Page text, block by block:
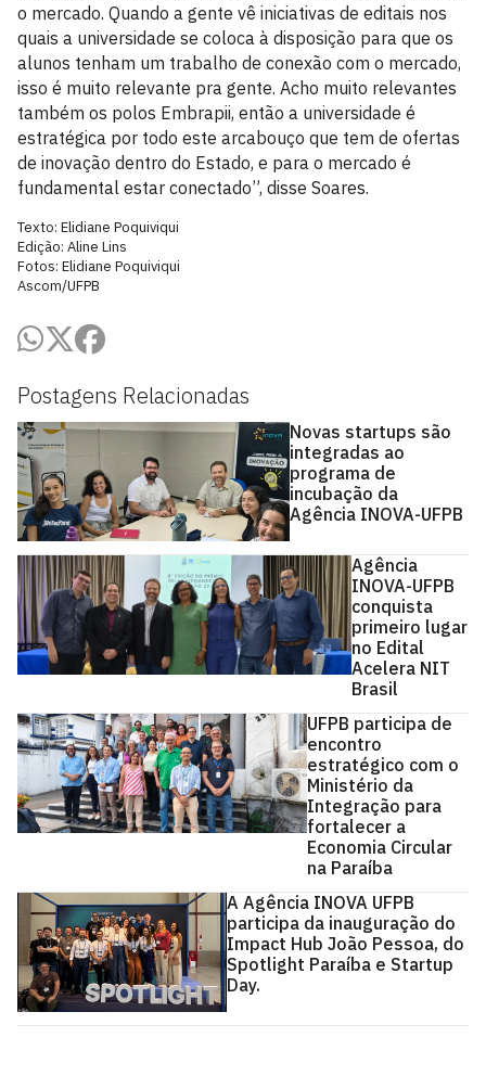
Postagens Relacionadas
Novas startups são
integradas ao
programa de
incubação da
Agência INOVA-UFPB
Agência
INOVA-UFPB
conquista
primeiro lugar
no Edital
Acelera NIT
Brasil
UFPB participa de
encontro
estratégico com o
Ministério da
Integração para
fortalecer a
Economia Circular
na Paraíba
A Agência INOVA UFPB
participa da inauguração do
Impact Hub João Pessoa, do
Spotlight Paraíba e Startup
Day.
o mercado. Quando a gente vê iniciativas de editais nos
quais a universidade se coloca à disposição para que os
alunos tenham um trabalho de conexão com o mercado,
isso é muito relevante pra gente. Acho muito relevantes
também os polos Embrapii, então a universidade é
estratégica por todo este arcabouço que tem de ofertas
de inovação dentro do Estado, e para o mercado é
fundamental estar conectado”, disse Soares.
Texto: Elidiane Poquiviqui
Edição: Aline Lins
Fotos: Elidiane Poquiviqui
Ascom/UFPB